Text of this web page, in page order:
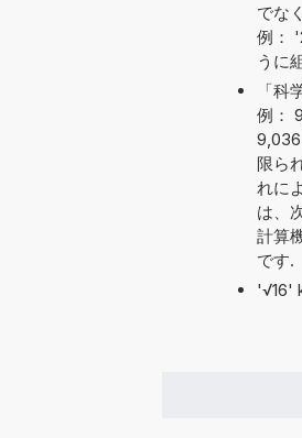
でな
例：
うに
「
例：
限ら
れに
は、
計算
です.
'√16'